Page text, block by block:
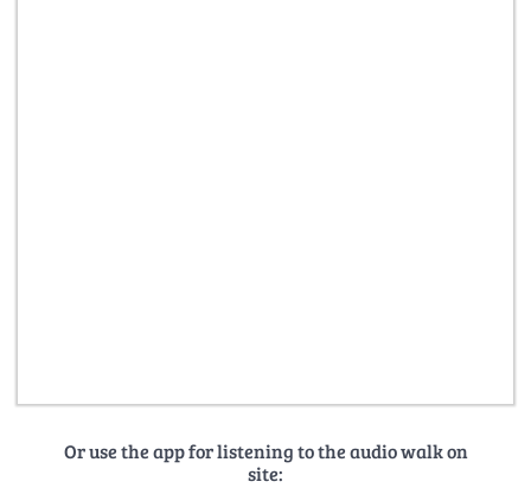
Or use the app for listening to the audio walk on
site: